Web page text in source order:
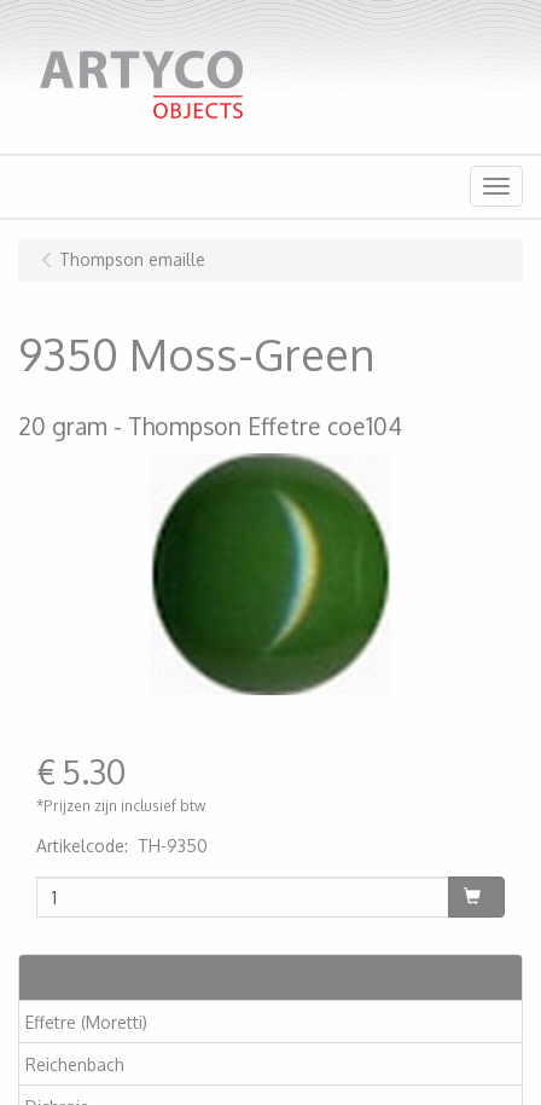
Menu
Effetre (Moretti)
Reichenbach
Thompson emaille
9350 Moss-Green
20 gram Thompson Effetre coe104
€ 5.30
*Prijzen zijn inclusief btw
Artikelcode: TH-9350